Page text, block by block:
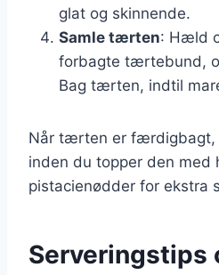
glat og skinnende.
Samle tærten: Hæld
forbagte tærtebund,
Bag tærten, indtil
Når tærten er færdigbagt,
inden du topper den med
pistacienødder for ekstra
Serveringstips